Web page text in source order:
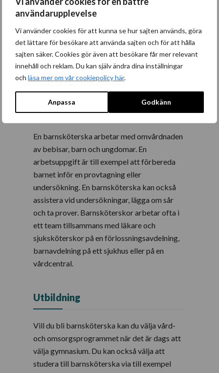
användarupplevelse
Vi använder cookies för att kunna se hur sajten används, göra
det lättare för besökare att använda sajten och för att hålla
sajten säker. Cookies gör även att besökare får mer relevant
innehåll och reklam. Du kan själv ändra dina inställningar
och läsa mer om vår cookiepolicy här.
Anpassa Godkänn
Mer info
Bli medlem
En barnsköterska arbetar med omvårdnaden
av bebisar, barn och ungdomar. En
arbetsuppgift är till exempel att förbereda
barnet inför en provtagning eller
undersökning. En barnsköterska kan också
assistera vid undersökningar, lägga om sår
och ta prover. Barnsköterskor arbetar ofta i
ett team tillsammans med läkare och
sjuksköterskor på en förlossningsavdelning,
barnavdelning på ett sjukhus eller på en
vårdcentral.
Utbildning
Vill du bli barnsköterska kan du välja vård-
och omsorgsprogrammet när det är dags att
välja gymnasium. Du kan också välja att
studera till barnsköterska via till exempel